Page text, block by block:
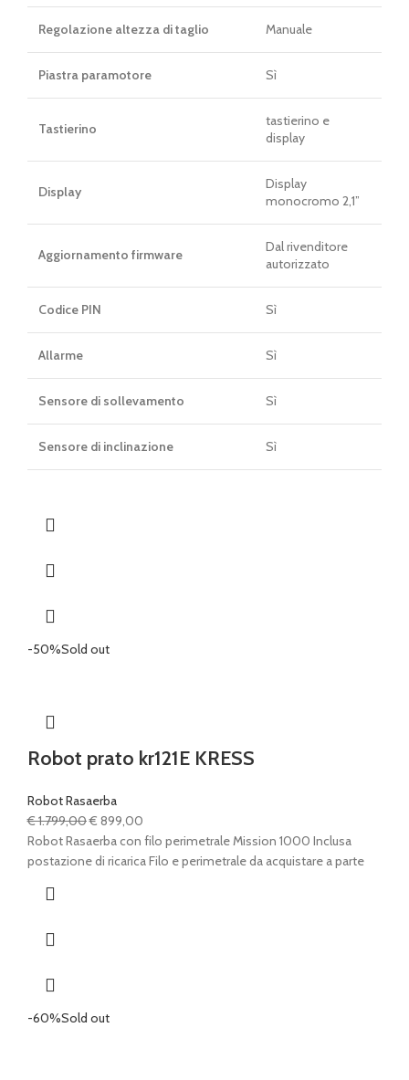
Regolazione altezza di taglio Manuale
Piastra paramotore Sì
Tastierino
tastierino e
display
Display
Display
monocromo 2,1”
Aggiornamento firmware
Dal rivenditore
autorizzato
Codice PIN Sì
Allarme Sì
Sensore di sollevamento Sì
Sensore di inclinazione Sì
-50%Sold out
Robot prato kr121E KRESS
Robot Rasaerba
€1.799,00Il
prezzo
originale
€ 899,00
prezzo
attuale
Robot Rasaerba con filo perimetrale Mission 1000 Inclusa
postazione di ricarica Filo e perimetrale da acquistare a parte
-60%Sold out